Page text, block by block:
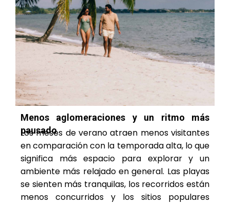
Menos aglomeraciones y un ritmo más
pausado
Los meses de verano atraen menos visitantes
en comparación con la temporada alta, lo que
significa más espacio para explorar y un
ambiente más relajado en general. Las playas
se sienten más tranquilas, los recorridos están
menos concurridos y los sitios populares